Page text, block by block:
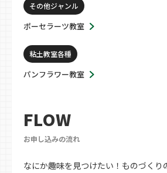
その他ジャンル
ポーセラーツ教室
粘土教室各種
パンフラワー教室
FLOW
お申し込みの流れ
なにか趣味を見つけたい！ものづくり